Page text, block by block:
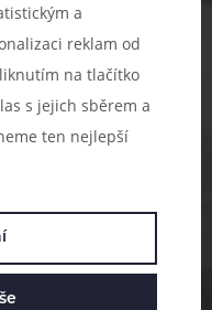
a
reklam od
na tlačítko
s jejich sběrem a
ten nejlepší